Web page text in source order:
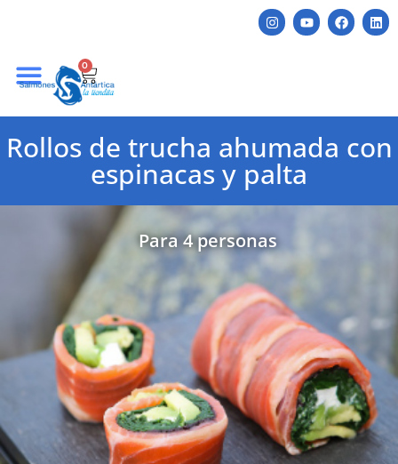
0
Rollos de trucha ahumada con
espinacas y palta
Para 4 personas